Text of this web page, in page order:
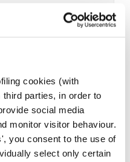
cookies (with
parties, in order to
social media
monitor visitor behaviour.
you consent to the use of
select only certain